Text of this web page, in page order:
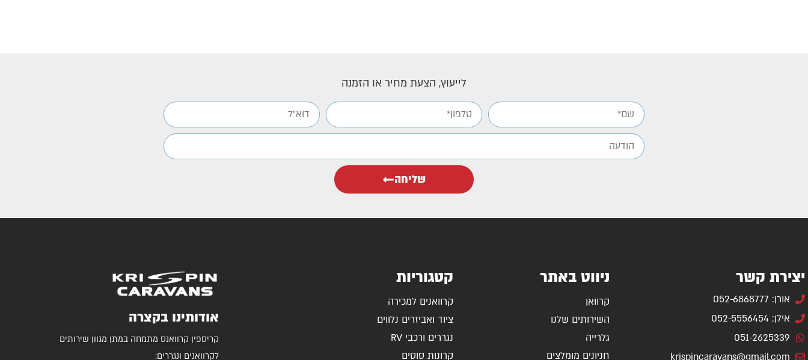
לייעוץ, הצעת מחיר או הזמנה
שליחה
יצירת קשר
אורן: 052-6868777
אילן: 052-5556454
051-2625339
krispincaravans@gmail.com
ניווט באתר
קרוואן
השירותים שלנו
גלרייה
חניונים מומלצים
קטגוריות
קרוואנים למכירה
ציוד ואביזרים נלווים
נגררים ורכבי RV
קרונות סוסים
אודותינו בקצרה
קריספין קרוואנס מתמחה במתן מגוון שירותים
לקרוואנים ונגררים: